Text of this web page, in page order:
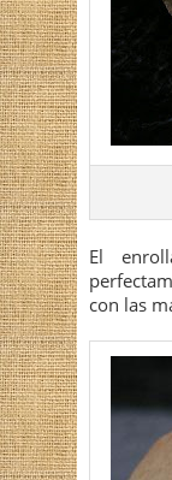
El
con las